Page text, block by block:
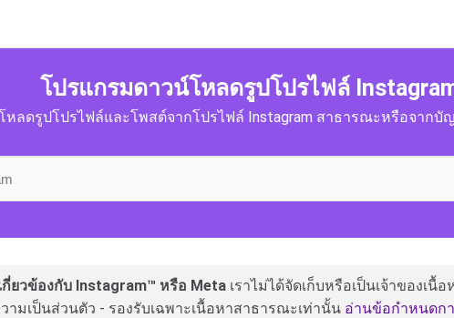
โปรแกรมดาวน์โหลดรูปโปรไฟล์
หลดรูปโปรไฟล์และโพสต์จากโปรไฟล์ Instagram สาธารณะหรือจากบั
กี่ยวข้องกับ Instagram™ หรือ Meta เราไม่ได้จัดเก็บหรือเป็นเจ้าของเนื้
มเป็นส่วนตัว - รองรับเฉพาะเนื้อหาสาธารณะเท่านั้น อ่านข้อกำหนดก